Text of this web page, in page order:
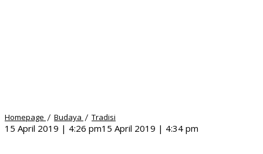
Homepage / Budaya / Tradisi
Hasil
Karya
15 April 2019 | 4:26 pm15 April 2019 | 4:34 pm